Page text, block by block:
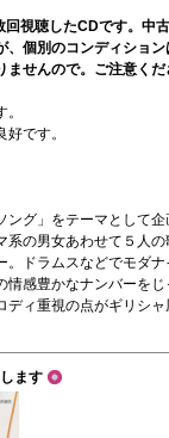
視聴したCDです。中
個別のコンディション
せんので。ご注意くだ
です。
ング」をテーマとして
系の男女あわせて５人
。ドラムスなどでモダ
情感豊かなナンバーを
ィ重視の点がギリシャ
ます